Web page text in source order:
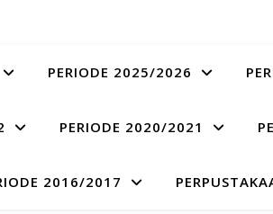
PERIODE 2025/2026
PERIODE 2020/2021
2016/2017